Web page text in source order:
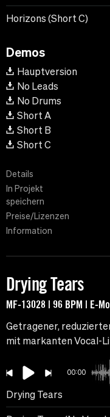
Horizons (Short C)
Demos
Hauptversion
No Leads
No Drums
Short A
Short B
Short C
Details
In Projekt
speichern
Preise/Lizenzen
Information
Drying Tears
MF-13028 | 96 BPM | E-
Getragener,
mit markanten Vocal-
00:00
Drying Tears